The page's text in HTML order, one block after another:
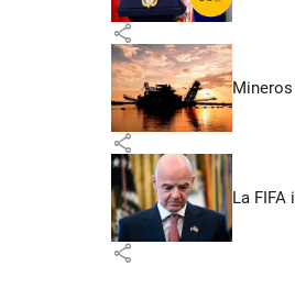
share
share
La
share